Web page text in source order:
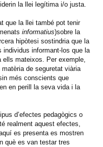
la llei legítima i/o justa.
que la llei també pot tenir
informatius)sobre la
hipòtesi sostindria que la
individus informant-los que la
ells mateixos. Per exemple,
matèria de seguretat viària
més conscients que
en perill la seva vida i la
d’efectes pedagògics o
realment aquest efectes,
es presenta es mostren
què es van testar tres